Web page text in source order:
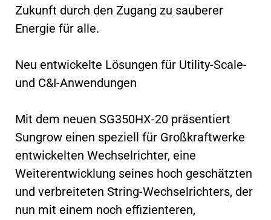
Zukunft durch den Zugang zu sauberer
Energie für alle.
Neu entwickelte Lösungen für Utility-Scale-
und C&I-Anwendungen
Mit dem neuen SG350HX-20 präsentiert
Sungrow einen speziell für Großkraftwerke
entwickelten Wechselrichter, eine
Weiterentwicklung seines hoch geschätzten
und verbreiteten String-Wechselrichters, der
nun mit einem noch effizienteren,